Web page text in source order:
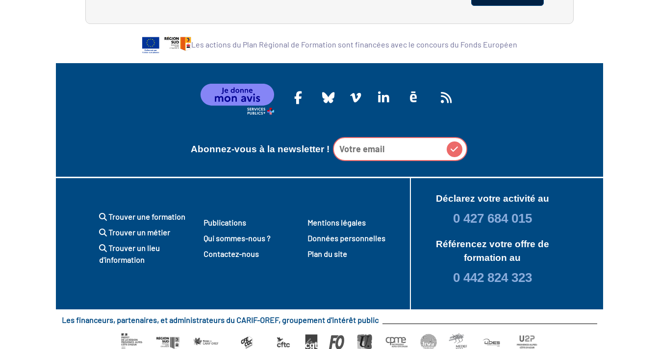
Les actions du Plan Régional de Formation sont financées avec le concours du Fonds Européen
Abonnez-vous à la newsletter !
Trouver une formation
Trouver un métier
Trouver un lieu
d'information
Publications
Qui sommes-nous ?
Contactez-nous
Mentions légales
Données personnelles
Plan du site
Déclarez votre activité au
0 427 684 015
Référencez votre offre de
formation au
0 442 824 323
Les financeurs, partenaires, et administrateurs du CARIF-OREF, groupement d'intérêt public